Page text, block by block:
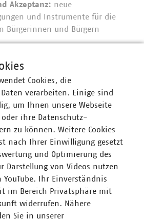
Akzeptanz: neue
und Instrumente für die
Bürgerinnen und Bürgern
Dabei wurde deutlich, wie
ist und welche zentrale Rolle
bei der Umsetzung vor Ort
Impulsen stand insbesondere der
im Mittelpunkt. Die Gespräche
Politik und Partnern
Wert eines starken Netzwerks
anstehenden
allen Referentinnen und
Cookies, die
verarbeiten. Einige sind
um Ihnen unsere Webseite
ihre Datenschutz-
zu können. Weitere Cookies
nach Ihrer Einwilligung gesetzt
und Optimierung des
Darstellung von Videos nutzen
Ihr Einverständnis
im Bereich Privatsphäre mit
widerrufen. Nähere
Sie in unserer